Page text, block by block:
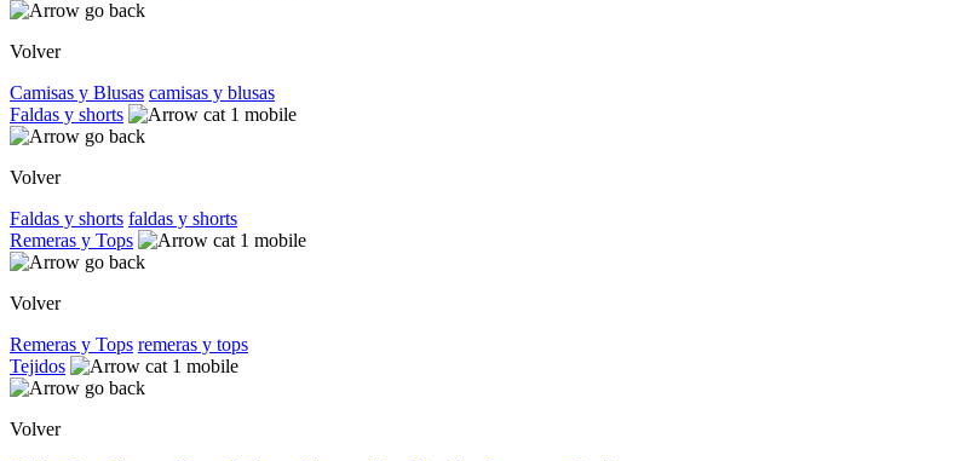
Volver
Camisas y Blusas camisas y blusas
Faldas y shorts
Volver
Faldas y shorts faldas y shorts
Remeras y Tops
Volver
Remeras y Tops remeras y tops
Tejidos
Volver